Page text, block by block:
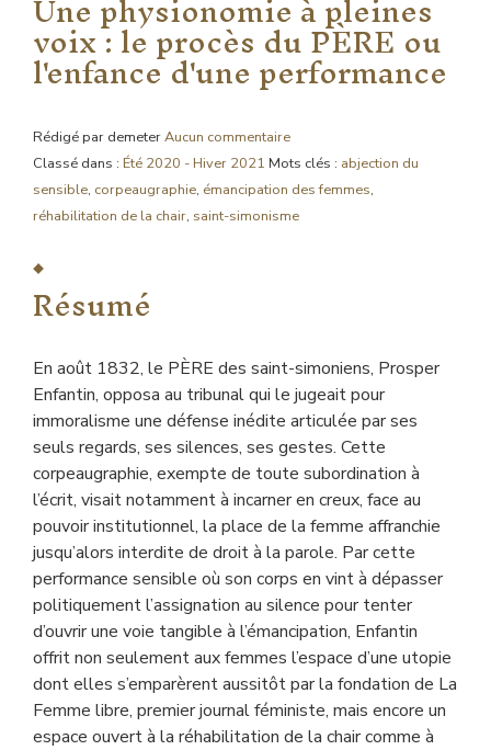
voix : le procès du PÈRE ou
l'enfance d'une performance
Rédigé par demeterAucun commentaire
Classé dans : Été 2020 - Hiver 2021 Mots clés : abjection du
sensible, corpeaugraphie, émancipation des femmes,
réhabilitation de la chair, saint-simonisme
Résumé
En août 1832, le PÈRE des saint-simoniens, Prosper
Enfantin, opposa au tribunal qui le jugeait pour
immoralisme une défense inédite articulée par ses
seuls regards, ses silences, ses gestes. Cette
corpeaugraphie, exempte de toute subordination à
l’écrit, visait notamment à incarner en creux, face au
pouvoir institutionnel, la place de la femme affranchie
jusqu’alors interdite de droit à la parole. Par cette
performance sensible où son corps en vint à dépasser
politiquement l’assignation au silence pour tenter
d’ouvrir une voie tangible à l’émancipation, Enfantin
offrit non seulement aux femmes l’espace d’une utopie
dont elles s’emparèrent aussitôt par la fondation de La
Femme libre, premier journal féministe, mais encore un
espace ouvert à la réhabilitation de la chair comme à